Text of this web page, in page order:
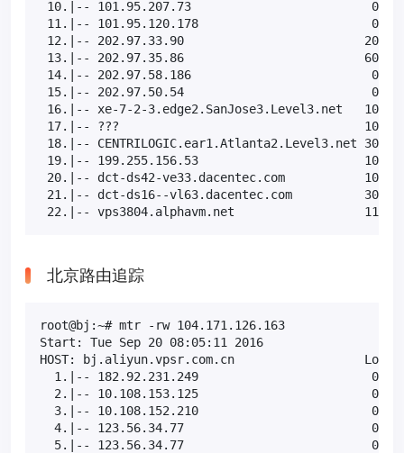
10.|-- 101.95.207.73                         0.0%
11.|-- 101.95.120.178                        0.0%
12.|-- 202.97.33.90                         20.0%
13.|-- 202.97.35.86                         60.0%
14.|-- 202.97.58.186                         0.0%
15.|-- 202.97.50.54                          0.0%
16.|-- xe-7-2-3.edge2.SanJose3.Level3.net
17.|-- ???                                  100.0
18.|-- CENTRILOGIC.ear1.Atlanta2.Level3.net
19.|-- 199.255.156.53                       10.0%
20.|-- dct-ds42-ve33.dacentec.com
21.|-- dct-ds16--vl63.dacentec.com
22.|-- vps3804.alphavm.net
北京路由追踪
root@bj:~# mtr -rw 104.171.126.163
Start: Tue Sep 20 08:05:11 2016
HOST: bj.aliyun.vpsr.com.cn
1.|-- 182.92.231.249
2.|-- 10.108.153.125
3.|-- 10.108.152.210
4.|-- 123.56.34.77
5.|-- 123.56.34.77